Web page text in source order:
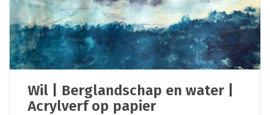
Wil | Berglandschap en water |
Acrylverf op papier